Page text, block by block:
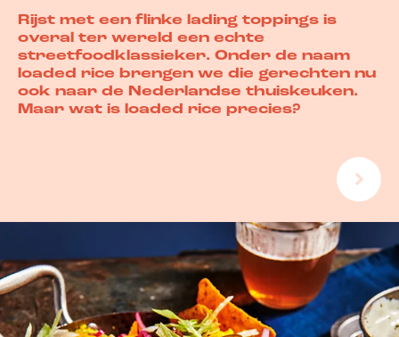
Rijst met een flinke lading toppings is
overal ter wereld een echte
streetfoodklassieker. Onder de naam
loaded rice brengen we die gerechten nu
ook naar de Nederlandse thuiskeuken.
Maar wat is loaded rice precies?